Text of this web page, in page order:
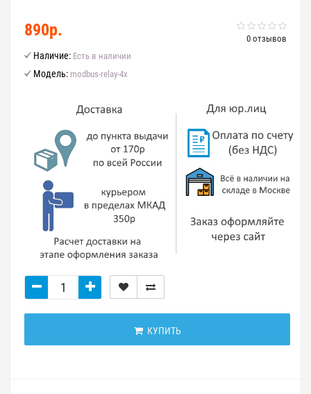
0 отзывов
890р.
Наличие: Есть в наличии
Модель: modbus-relay-4x
КУПИТЬ